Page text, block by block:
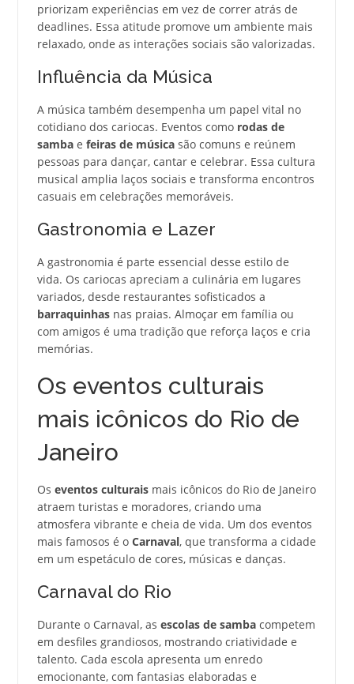
priorizam experiências em vez de correr atrás de
deadlines. Essa atitude promove um ambiente mais
relaxado, onde as interações sociais são valorizadas.
Influência da Música
A música também desempenha um papel vital no
cotidiano dos cariocas. Eventos como rodas de
sambae feiras de músicasão comuns e reúnem
pessoas para dançar, cantar e celebrar. Essa cultura
musical amplia laços sociais e transforma encontros
casuais em celebrações memoráveis.
Gastronomia e Lazer
A gastronomia é parte essencial desse estilo de
vida. Os cariocas apreciam a culinária em lugares
variados, desde restaurantes sofisticados a
barraquinhasnas praias. Almoçar em família ou
com amigos é uma tradição que reforça laços e cria
memórias.
Os eventos culturais
mais icônicos do Rio de
Janeiro
Os eventos culturaismais icônicos do Rio de Janeiro
atraem turistas e moradores, criando uma
atmosfera vibrante e cheia de vida. Um dos eventos
mais famosos é o Carnaval, que transforma a cidade
em um espetáculo de cores, músicas e danças.
Carnaval do Rio
Durante o Carnaval, as escolas de sambacompetem
em desfiles grandiosos, mostrando criatividade e
talento. Cada escola apresenta um enredo
emocionante, com fantasias elaboradas e